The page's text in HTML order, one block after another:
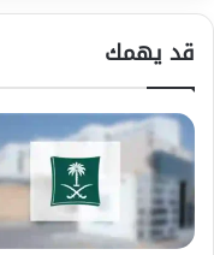
قد يهمك